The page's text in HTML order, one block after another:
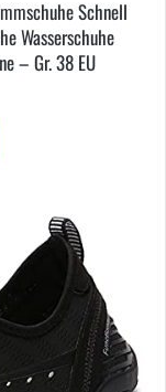
Schnell
Wasserschuhe
– Gr. 38 EU